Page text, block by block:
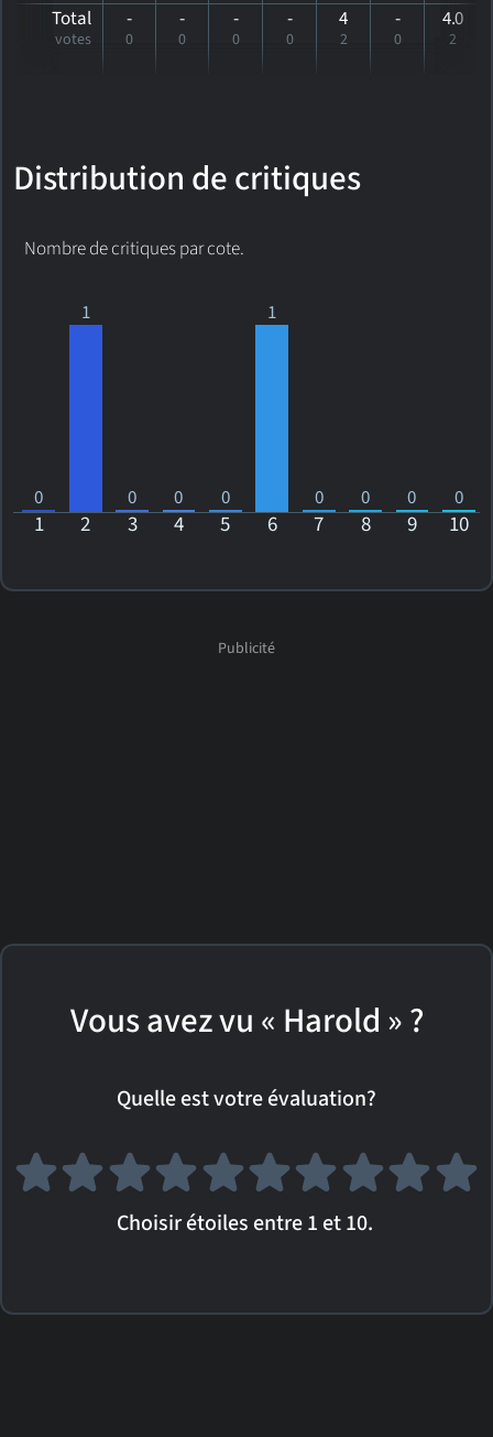
Total
votes
-
0
-
0
-
0
-
0
4
2
-
0
4.0
2
Distribution de critiques
Nombre de critiques par cote.
0
1
0 0 0
1
0 0 0 0
1 2 3 4 5 6 7 8 9 10
Vous avez vu « Harold » ?
Quelle est votre évaluation?
Choisir étoiles entre 1 et 10.